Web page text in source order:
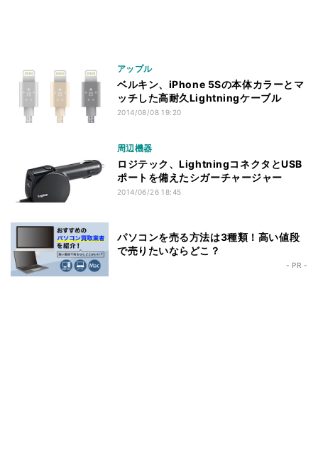
アップル
ベルキン、iPhone 5Sの本体カラーとマ
ッチした高耐久Lightningケーブル
2014/08/08 19:20
周辺機器
ロジテック、LightningコネクタとUSB
ポートを備えたシガーチャージャー
2014/06/26 18:45
パソコンを売る方法は3種類！高い値段
で売りたいならどこ？
- PR -